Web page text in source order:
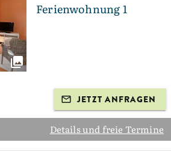
Ferienwohnung 1
JETZT ANFRAGEN
Details und freie Termine